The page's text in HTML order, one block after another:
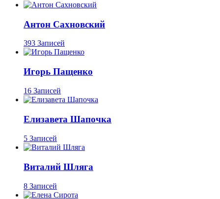
Антон Сахновский
393 Записей
Игорь Пащенко
16 Записей
Елизавета Шапочка
5 Записей
Виталий Шляга
8 Записей